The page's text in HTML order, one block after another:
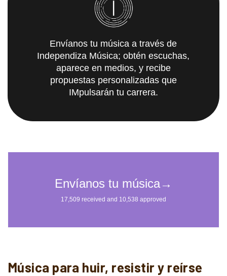
Envíanos tu música a través de
Independiza Música; obtén escuchas,
aparece en medios, y recibe
propuestas personalizadas que
IMpulsarán tu carrera.
Música para huir, resistir y reírse